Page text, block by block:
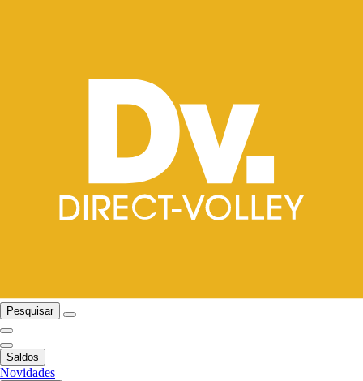
Pesquisar
Saldos
Novidades